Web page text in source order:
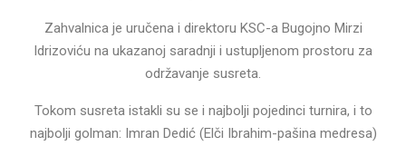
Zahvalnica je uručena i direktoru KSC-a Bugojno Mirzi
Idrizoviću na ukazanoj saradnji i ustupljenom prostoru za
održavanje susreta.
Tokom susreta istakli su se i najbolji pojedinci turnira, i to
najbolji golman: Imran Dedić (Elči Ibrahim-pašina medresa)